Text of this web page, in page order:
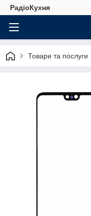
РадіоКухня
Товари та послуги